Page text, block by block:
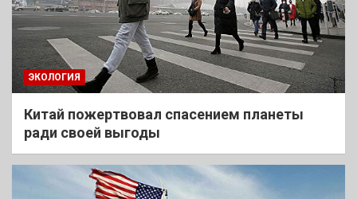
ЭКОЛОГИЯ
Китай пожертвовал спасением планеты
ради своей выгоды